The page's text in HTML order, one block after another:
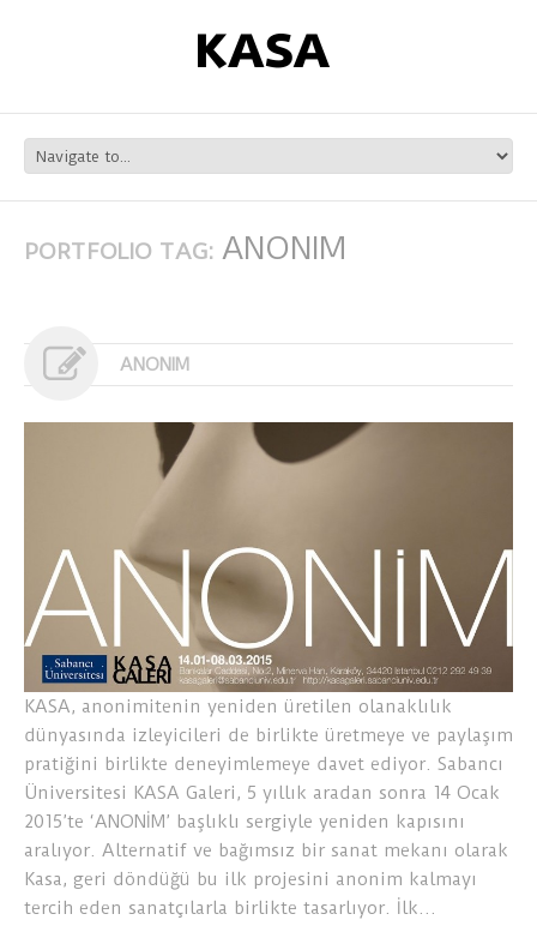
PORTFOLIO TAG: ANONIM
ANONIM
KASA, anonimitenin yeniden üretilen olanaklılık
dünyasında izleyicileri de birlikte üretmeye ve paylaşım
pratiğini birlikte deneyimlemeye davet ediyor. Sabancı
Üniversitesi KASA Galeri, 5 yıllık aradan sonra 14 Ocak
2015’te ‘ANONİM’ başlıklı sergiyle yeniden kapısını
aralıyor. Alternatif ve bağımsız bir sanat mekanı olarak
Kasa, geri döndüğü bu ilk projesini anonim kalmayı
tercih eden sanatçılarla birlikte tasarlıyor. İlk…